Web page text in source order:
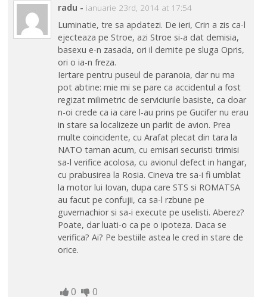
radu - ianuarie 23rd, 2014 at 17:54
Luminatie, tre sa apdatezi. De ieri, Crin a zis ca-l
ejecteaza pe Stroe, azi Stroe si-a dat demisia,
basexu e-n zasada, ori il demite pe sluga Opris,
ori o ia-n freza.
Iertare pentru puseul de paranoia, dar nu ma
pot abtine: mie mi se pare ca accidentul a fost
regizat milimetric de serviciurile basiste, ca doar
n-oi crede ca ia care l-au prins pe Gucifer nu erau
in stare sa localizeze un parlit de avion. Prea
multe coincidente, cu Arafat plecat din tara la
NATO taman acum, cu emisari securisti trimisi
sa-l verifice acolosa, cu avionul defect in hangar,
cu prabusirea la Rosia. Cineva tre sa-i fi umblat
la motor lui Iovan, dupa care STS si ROMATSA
au facut pe confujii, ca sa-l rzbune pe
guvernachior si sa-i execute pe uselisti. Aberez?
Poate, dar luati-o ca pe o ipoteza. Daca se
verifica? Ai? Pe bestiile astea le cred in stare de
orice.
0 0